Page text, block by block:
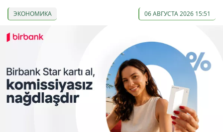
ЭКОНОМИКА 06 АВГУСТА 2026 15:51